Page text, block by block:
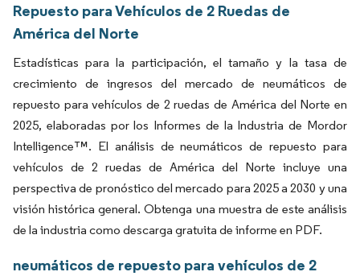
Repuesto para Vehículos de 2 Ruedas de
América del Norte
Estadísticas para la participación, el tamaño y la tasa de
crecimiento de ingresos del mercado de neumáticos de
repuesto para vehículos de 2 ruedas de América del Norte en
2025, elaboradas por los Informes de la Industria de Mordor
Intelligence™. El análisis de neumáticos de repuesto para
vehículos de 2 ruedas de América del Norte incluye una
perspectiva de pronóstico del mercado para 2025 a 2030 y una
visión histórica general. Obtenga una muestra de este análisis
de la industria como descarga gratuita de informe en PDF.
neumáticos de repuesto para vehículos de 2